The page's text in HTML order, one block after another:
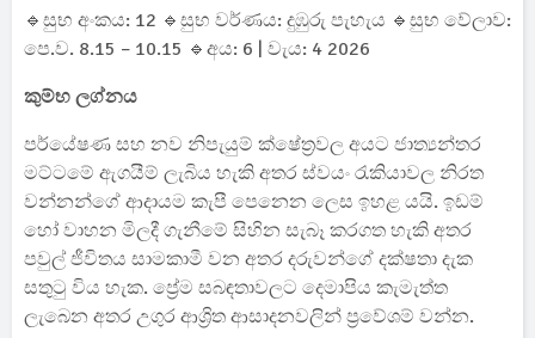
🔹සුභ අංකය: 12 🔹සුභ වර්ණය: දුඹුරු පැහැය 🔹සුභ වේලාව:
පෙ.ව. 8.15 – 10.15 🔹අය: 6 | වැය: 4 2026
කුම්භ ලග්නය
පර්යේෂණ සහ නව නිපැයුම් ක්ෂේත්‍රවල අයට ජාත්‍යන්තර
මට්ටමේ ඇගයීම් ලැබිය හැකි අතර ස්වයං රැකියාවල නිරත
වන්නන්ගේ ආදායම කැපී පෙනෙන ලෙස ඉහළ යයි. ඉඩම්
හෝ වාහන මිලදී ගැනීමේ සිහින සැබෑ කරගත හැකි අතර
පවුල් ජීවිතය සාමකාමී වන අතර දරුවන්ගේ දක්ෂතා දැක
සතුටු විය හැක. ප්‍රේම සබඳතාවලට දෙමාපිය කැමැත්ත
ලැබෙන අතර උගුර ආශ්‍රිත ආසාදනවලින් ප්‍රවේශම් වන්න.